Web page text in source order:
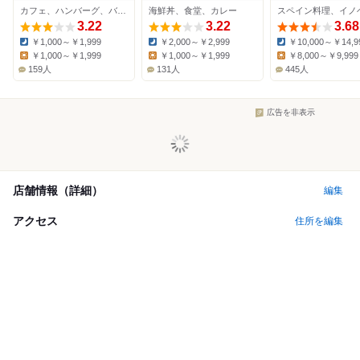
3.22
Dinner:
￥1,000～￥1,999
￥1,000～￥1,999
159人
海鮮丼、食堂、カレー
3.22
Dinner:
￥2,000～￥2,999
￥1,000～￥1,999
131人
3.68
Dinner:
￥10,000～￥
￥8,000～￥9,999
445人
広告を非表示
店舗情報（詳細） 編集
アクセス 住所を編集